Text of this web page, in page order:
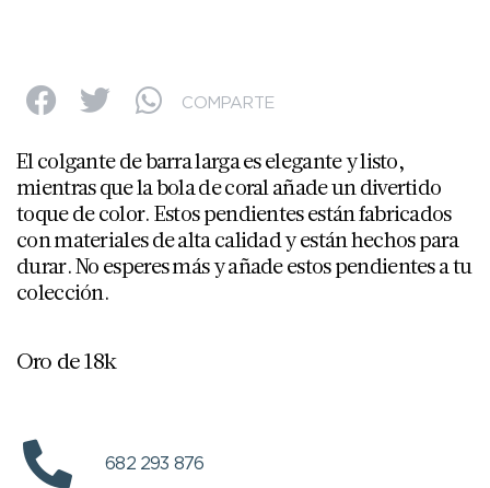
COMPARTE
El colgante de barra larga es elegante y listo,
mientras que la bola de coral añade un divertido
toque de color. Estos pendientes están fabricados
con materiales de alta calidad y están hechos para
durar. No esperes más y añade estos pendientes a tu
colección.
Oro de 18k
682 293 876